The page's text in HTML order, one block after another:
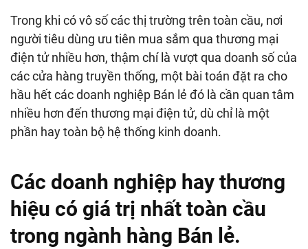
Trong khi có vô số các thị trường trên toàn cầu, nơi
người tiêu dùng ưu tiên mua sắm qua thương mại
điện tử nhiều hơn, thậm chí là vượt qua doanh số của
các cửa hàng truyền thống, một bài toán đặt ra cho
hầu hết các doanh nghiệp Bán lẻ đó là cần quan tâm
nhiều hơn đến thương mại điện tử, dù chỉ là một
phần hay toàn bộ hệ thống kinh doanh.
Các doanh nghiệp hay thương
hiệu có giá trị nhất toàn cầu
trong ngành hàng Bán lẻ.